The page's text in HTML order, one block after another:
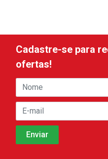
Cadastre-se para
ofertas!